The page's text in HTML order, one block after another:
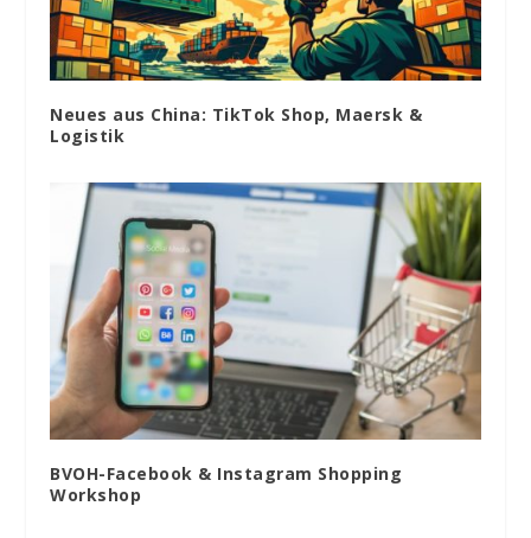
Neues aus China: TikTok Shop, Maersk &
Logistik
BVOH-Facebook & Instagram Shopping
Workshop